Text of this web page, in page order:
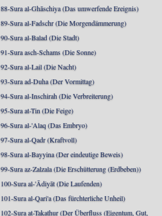
88-Sura al-Ghāschiya (Das umwerfende Ereignis)
89-Sura al-Fadschr (Die Morgendämmerung)
90-Sura al-Balad (Die Stadt)
91-Sura asch-Schams (Die Sonne)
92-Sura al-Lail (Die Nacht)
93-Sura ad-Duha (Der Vormittag)
94-Sura al-Inschirah (Die Verbreiterung)
95-Sura at-Tin (Die Feige)
96-Sura al-'Alaq (Das Embryo)
97-Sura al-Qadr (Kraftvoll)
98-Sura al-Bayyina (Der eindeutige Beweis)
99-Sura az-Zalzala (Die Erschütterung (Erdbeben))
100-Sura al-'Ādiyāt (Die Laufenden)
101-Sura al-Qari'a (Das fürchterliche Unheil)
102-Sura at-Takathur (Der Überfluss (Eigentum, Gut,